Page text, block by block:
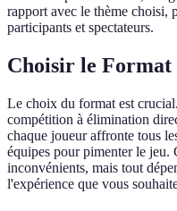
rapport avec le thème choisi,
participants et spectateurs.
Choisir le Format
Le choix du format est
compétition à élimination
chaque joueur affronte tous
équipes pour pimenter le jeu.
inconvénients, mais tout
l'expérience que vous